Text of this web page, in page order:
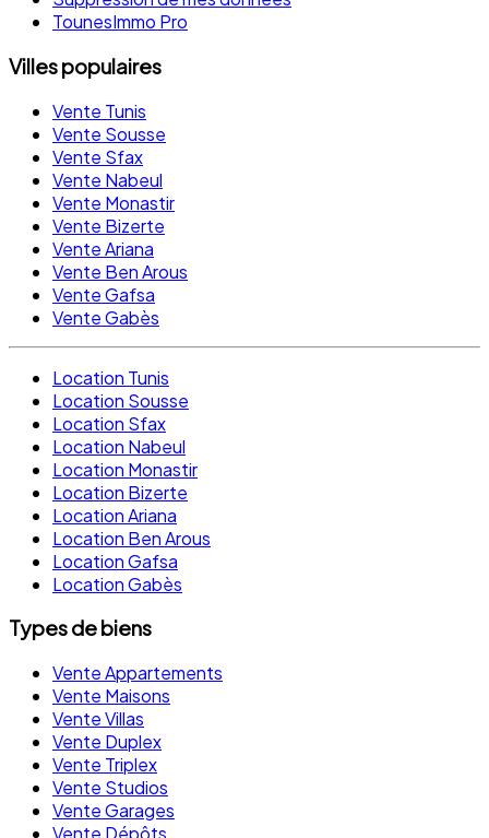
TounesImmo Pro
Villes populaires
Vente Tunis
Vente Sousse
Vente Sfax
Vente Nabeul
Vente Monastir
Vente Bizerte
Vente Ariana
Vente Ben Arous
Vente Gafsa
Vente Gabès
Location Tunis
Location Sousse
Location Sfax
Location Nabeul
Location Monastir
Location Bizerte
Location Ariana
Location Ben Arous
Location Gafsa
Location Gabès
Types de biens
Vente Appartements
Vente Maisons
Vente Villas
Vente Duplex
Vente Triplex
Vente Studios
Vente Garages
Vente Dépôts